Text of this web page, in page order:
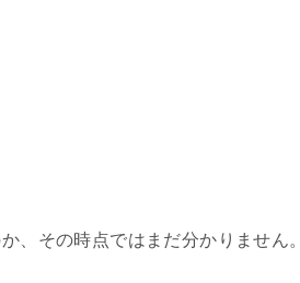
、その時点ではまだ分かりません。